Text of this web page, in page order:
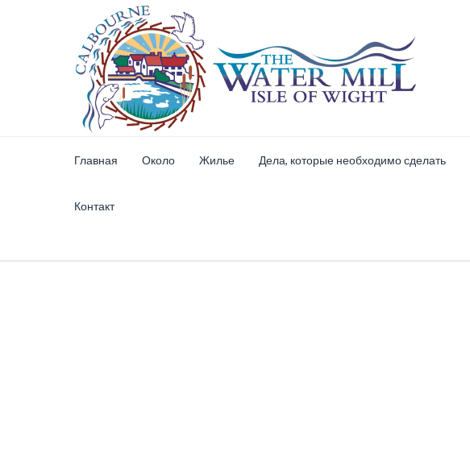
Главная Около Жилье Дела, которые необходимо сделать
Контакт